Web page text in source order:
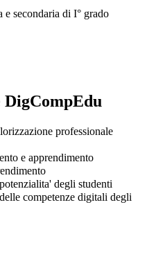
secondaria di I° grado
DigCompEdu
professionale
e apprendimento
degli studenti
competenze digitali degli